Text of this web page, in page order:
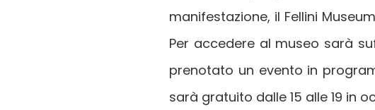
manifestazione, il Fellini
Per accedere al museo sarà
prenotato un evento in
sarà gratuito dalle 15 alle 19 in